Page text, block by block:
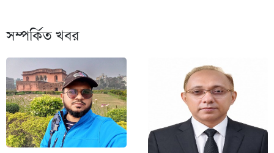
সম্পর্কিত খবর